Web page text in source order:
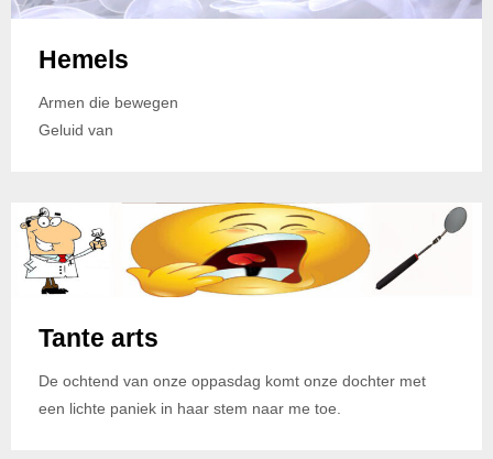
Hemels
Armen die bewegen
Geluid van
Tante arts
De ochtend van onze oppasdag komt onze dochter met
een lichte paniek in haar stem naar me toe.